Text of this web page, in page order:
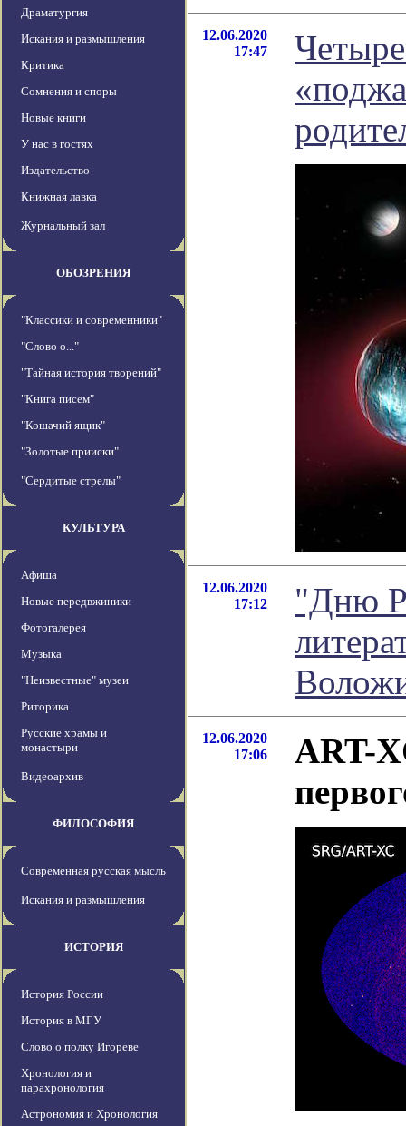
Драматургия
Искания и размышления
Критика
Сомнения и споры
Новые книги
У нас в гостях
Издательство
Книжная лавка
Журнальный зал
ОБОЗРЕНИЯ
"Классики и современники"
"Слово о..."
"Тайная история творений"
"Книга писем"
"Кошачий ящик"
"Золотые прииски"
"Сердитые стрелы"
КУЛЬТУРА
Афиша
Новые передвжиники
Фотогалерея
Музыка
"Неизвестные" музеи
Риторика
Русские храмы и
монастыри
Видеоархив
ФИЛОСОФИЯ
Современная русская мысль
Искания и размышления
ИСТОРИЯ
История России
История в МГУ
Слово о полку Игореве
Хронология и
парахронология
Астрономия и Хронология
12.06.2020
17:47
12.06.2020
17:12
"Дню
12.06.2020
17:06
ART-